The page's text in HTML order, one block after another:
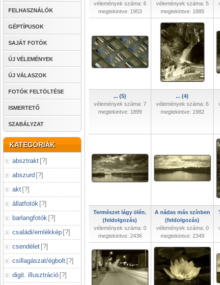
FELHASZNÁLÓK
GÉPTÍPUSOK
SAJÁT FOTÓK
ÚJ VÉLEMÉNYEK
ÚJ VÁLASZOK
FOTÓK FELTÖLTÉSE
ISMERTETŐ
SZABÁLYZAT
KATEGÓRIÁK
absztrakt [?]
abszurd [?]
akt [?]
állatfotók [?]
barlangfotók [?]
családi/emlékkép [?]
csendélet [?]
csillagászat/égbolt [?]
digit. illusztráció [?]
vélemények száma: 6
megtekintve: 1953
vélemények száma: 5
megtekintve: 1885
... (5)
vélemények száma: 7
megtekintve: 1899
... (4)
vélemények száma: 6
megtekintve: 1982
Természet lágy ölén.
(feldolgozás)
vélemények száma: 0
megtekintve: 2436
A nádas más színben
(feldolgozás)
vélemények száma: 0
megtekintve: 2349